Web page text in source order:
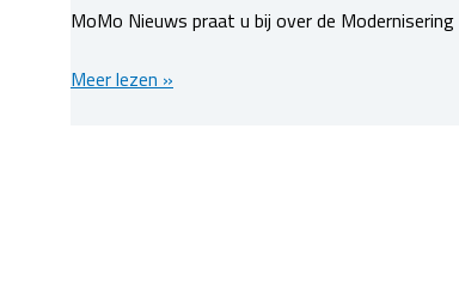
MoMo Nieuws praat u bij over de
MoMo
Meer lezen »